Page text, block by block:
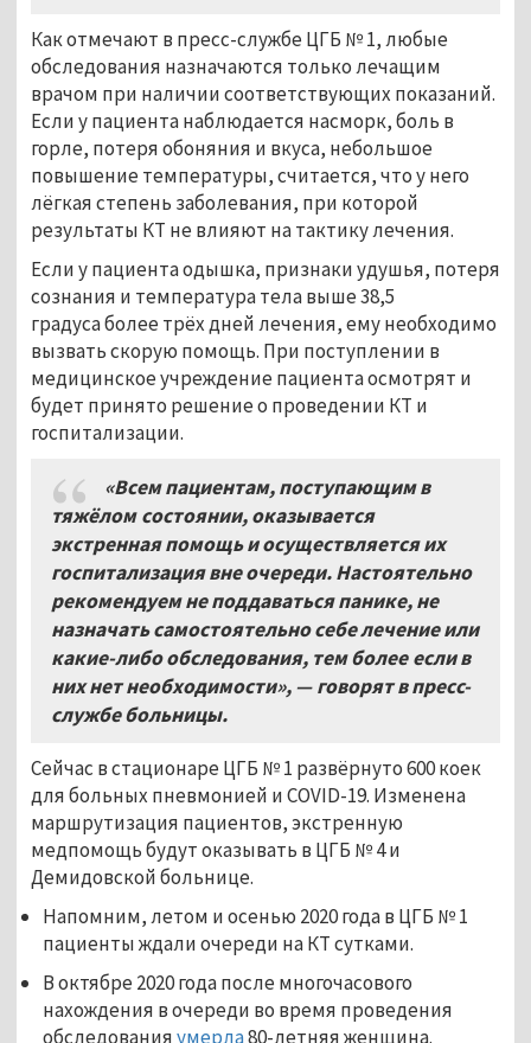
Как отмечают в пресс-службе ЦГБ № 1, любые
обследования назначаются только лечащим
врачом при наличии соответствующих показаний.
Если у пациента наблюдается насморк, боль в
горле, потеря обоняния и вкуса, небольшое
повышение температуры, считается, что у него
лёгкая степень заболевания, при которой
результаты КТ не влияют на тактику лечения.
Если у пациента одышка, признаки удушья, потеря
сознания и температура тела выше 38,5
градуса более трёх дней лечения, ему необходимо
вызвать скорую помощь. При поступлении в
медицинское учреждение пациента осмотрят и
будет принято решение о проведении КТ и
госпитализации.
«Всем пациентам, поступающим в
тяжёлом состоянии, оказывается
экстренная помощь и осуществляется их
госпитализация вне очереди. Настоятельно
рекомендуем не поддаваться панике, не
назначать самостоятельно себе лечение или
какие-либо обследования, тем более если в
них нет необходимости», — говорят в пресс-
службе больницы.
Сейчас в стационаре ЦГБ № 1 развёрнуто 600 коек
для больных пневмонией и COVID-19. Изменена
маршрутизация пациентов, экстренную
медпомощь будут оказывать в ЦГБ № 4 и
Демидовской больнице.
Напомним, летом и осенью 2020 года в ЦГБ № 1
пациенты ждали очереди на КТ сутками.
В октябре 2020 года после многочасового
нахождения в очереди во время проведения
обследованияумерла80-летняя женщина.